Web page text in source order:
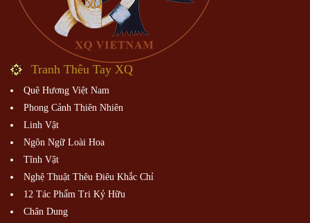
Tranh Thêu Tay XQ
Quê Hương Việt Nam
Phong Cảnh Thiên Nhiên
Linh Vật
Ngôn Ngữ Loài Hoa
Tĩnh Vật
Nghệ Thuật Thêu Điêu Khắc Chỉ
12 Tác Phẩm Tri Kỷ Hữu
Chân Dung